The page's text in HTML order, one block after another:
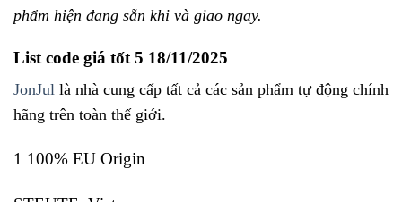
phẩm hiện đang sẵn khi và giao ngay.
List code giá tốt 5 18/11/2025
JonJul là nhà cung cấp tất cả các sản phẩm tự động chính
hãng trên toàn thế giới.
1 100% EU Origin